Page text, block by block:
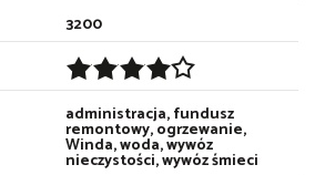
3200
administracja, fundusz
remontowy, ogrzewanie,
Winda, woda, wywóz
nieczystości, wywóz śmieci